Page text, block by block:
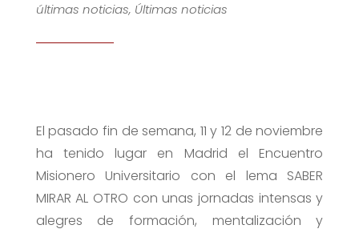
últimas noticias, Últimas noticias
El pasado fin de semana, 11 y 12 de noviembre
ha tenido lugar en Madrid el Encuentro
Misionero Universitario con el lema SABER
MIRAR AL OTRO con unas jornadas intensas y
alegres de formación, mentalización y